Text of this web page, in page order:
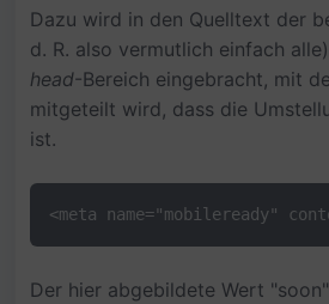
Dazu wird in den Quelltext der
d. R. also vermutlich einfach
head-Bereich eingebracht, mit
mitgeteilt wird, dass die
ist.
<meta name="mobileready"
Der hier abgebildete Wert